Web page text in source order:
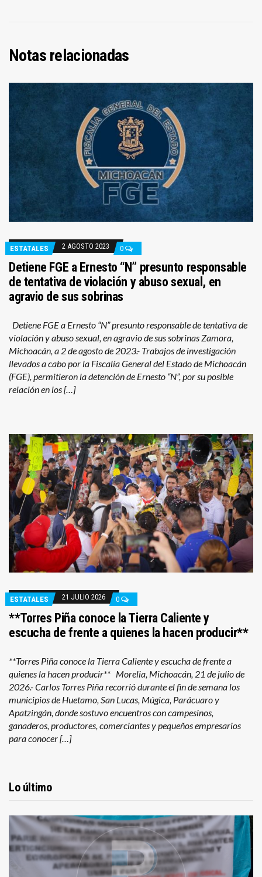
Notas relacionadas
ESTATALES 2 AGOSTO 2023 0
Detiene FGE a Ernesto “N” presunto responsable
de tentativa de violación y abuso sexual, en
agravio de sus sobrinas
Detiene FGE a Ernesto “N” presunto responsable de tentativa de
violación y abuso sexual, en agravio de sus sobrinas Zamora,
Michoacán, a 2 de agosto de 2023.- Trabajos de investigación
llevados a cabo por la Fiscalía General del Estado de Michoacán
(FGE), permitieron la detención de Ernesto “N”, por su posible
relación en los […]
ESTATALES 21 JULIO 2026 0
**Torres Piña conoce la Tierra Caliente y
escucha de frente a quienes la hacen producir**
**Torres Piña conoce la Tierra Caliente y escucha de frente a
quienes la hacen producir** Morelia, Michoacán, 21 de julio de
2026.- Carlos Torres Piña recorrió durante el fin de semana los
municipios de Huetamo, San Lucas, Múgica, Parácuaro y
Apatzingán, donde sostuvo encuentros con campesinos,
ganaderos, productores, comerciantes y pequeños empresarios
para conocer […]
Lo último